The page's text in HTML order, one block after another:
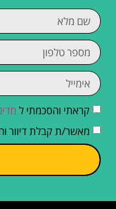
קראתי והסכמתי ל
מאשר/ת קבלת דיוור